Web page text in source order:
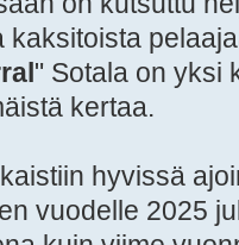
kaksitoista
" Sotala on yksi
kertaa.
hyvissä
vuodelle 2025